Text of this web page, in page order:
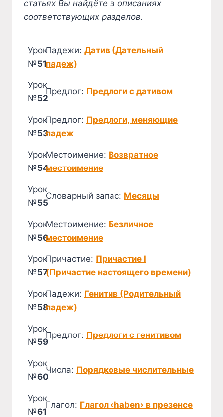
статьях Вы найдёте в описаниях
соответствующих разделов.
Урок
№51
Падежи: Датив (Дательный
падеж)
Урок
№52
Предлог: Предлоги с дативом
Урок
№53
Предлог: Предлоги, меняющие
падеж
Урок
№54
Местоимение: Возвратное
местоимение
Урок
№55
Словарный запас: Месяцы
Урок
№56
Местоимение: Безличное
местоимение
Урок
№57
Причастие: Причастие I
(Причастие настоящего времени)
Урок
№58
Падежи: Генитив (Родительный
падеж)
Урок
№59
Предлог: Предлоги с генитивом
Урок
№60
Числа: Порядковые числительные
Урок
№61
Глагол: Глагол ‹haben› в презенсе